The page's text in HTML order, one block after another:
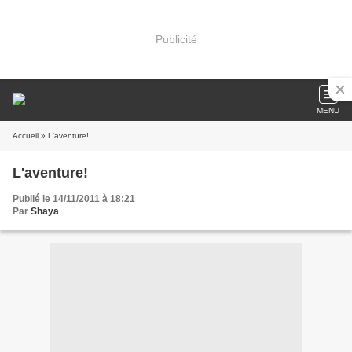
Publicité
MENU
Accueil » L'aventure!
L'aventure!
Publié le 14/11/2011 à 18:21
Par Shaya